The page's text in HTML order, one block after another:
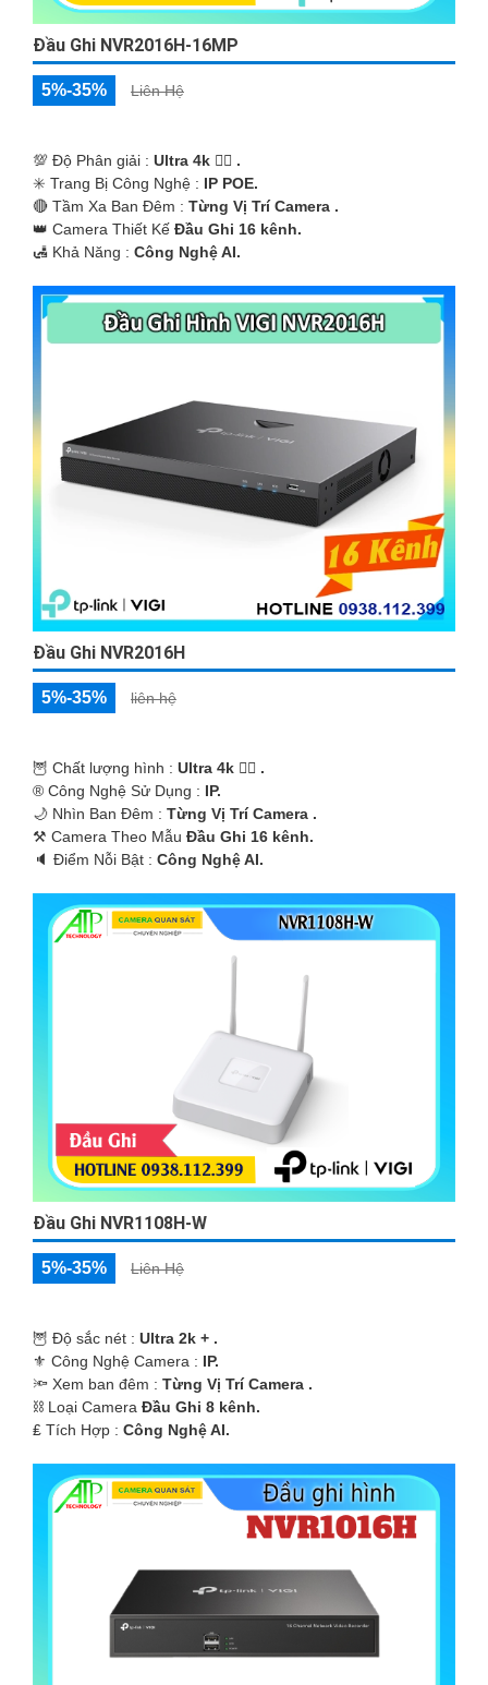
Đầu Ghi NVR2016H-16MP
5%-35% Liên Hệ
💯 Độ Phân giải : Ultra 4k 👍🏾 .
✳️ Trang Bị Công Nghệ : IP POE.
🔴 Tầm Xa Ban Đêm : Từng Vị Trí Camera .
👑 Camera Thiết Kế Đầu Ghi 16 kênh.
️🛃 Khả Năng : Công Nghệ AI.
Đầu Ghi NVR2016H
5%-35% liên hệ
🦉 Chất lượng hình : Ultra 4k 👍🏾 .
®️ Công Nghệ Sử Dụng : IP.
🌙 Nhìn Ban Đêm : Từng Vị Trí Camera .
⚒ Camera Theo Mẫu Đầu Ghi 16 kênh.
️🔈 Điểm Nỗi Bật : Công Nghệ AI.
Đầu Ghi NVR1108H-W
5%-35% Liên Hệ
🦉 Độ sắc nét : Ultra 2k + .
⚜️ Công Nghệ Camera : IP.
🔦 Xem ban đêm : Từng Vị Trí Camera .
⛓ Loại Camera Đầu Ghi 8 kênh.
️₤ Tích Hợp : Công Nghệ AI.